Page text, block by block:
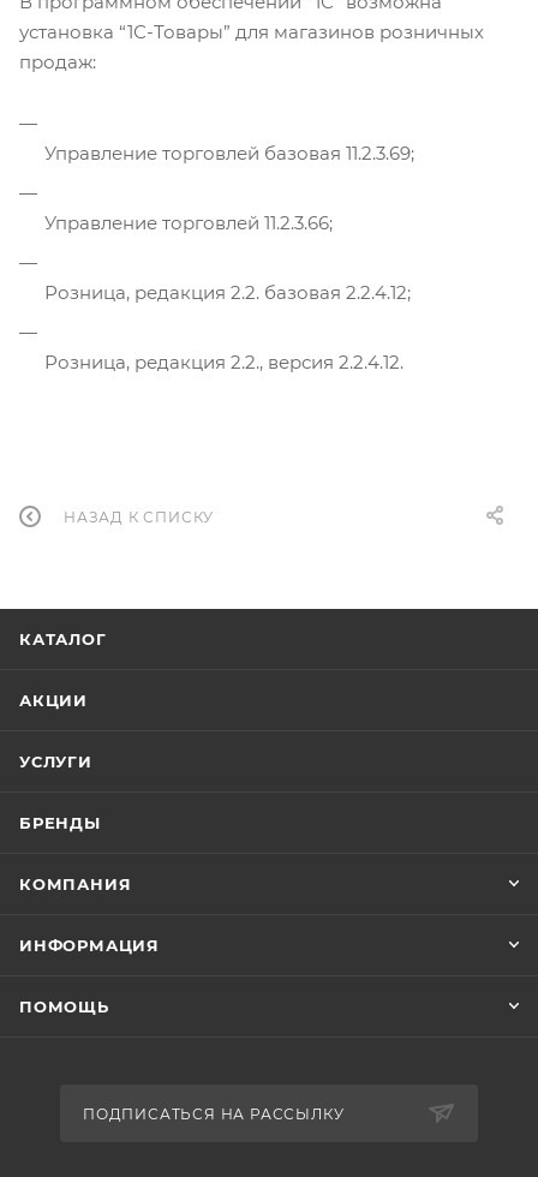
установка “1С-Товары” для магазинов розничных
продаж:
Управление торговлей базовая 11.2.3.69;
Управление торговлей 11.2.3.66;
Розница, редакция 2.2. базовая 2.2.4.12;
Розница, редакция 2.2., версия 2.2.4.12.
НАЗАД К СПИСКУ
КАТАЛОГ
АКЦИИ
УСЛУГИ
БРЕНДЫ
КОМПАНИЯ
ИНФОРМАЦИЯ
ПОМОЩЬ
ПОДПИСАТЬСЯ НА РАССЫЛКУ